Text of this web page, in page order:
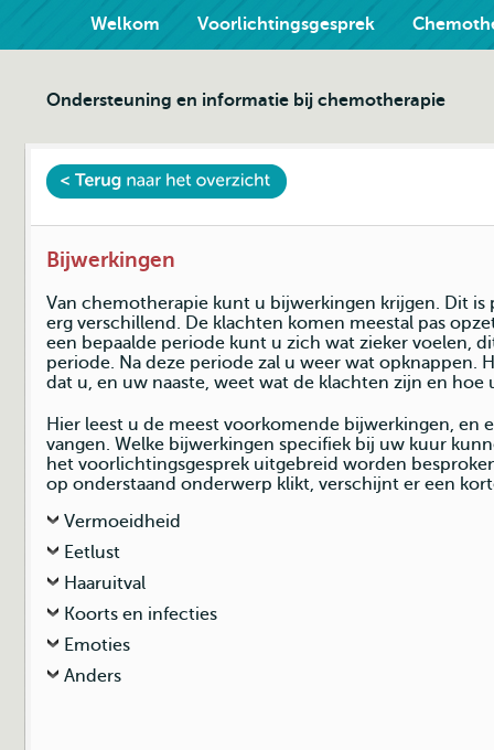
Welkom Voorlichtingsgesprek
Ondersteuning en informatie bij chemotherapie
Bijwerkingen
Van chemotherapie kunt u bijwerkingen krijgen. Dit is
erg verschillend. De klachten komen meestal pas
een bepaalde periode kunt u zich wat zieker voelen,
periode. Na deze periode zal u weer wat opknappen.
dat u, en uw naaste, weet wat de klachten zijn en hoe
Hier leest u de meest voorkomende bijwerkingen, en
vangen. Welke bijwerkingen specifiek bij uw kuur
het voorlichtingsgesprek uitgebreid worden
op onderstaand onderwerp klikt, verschijnt er een
Vermoeidheid
Eetlust
Haaruitval
Koorts en infecties
Emoties
Anders